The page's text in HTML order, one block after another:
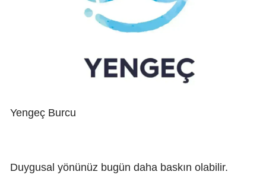
Yengeç Burcu
Duygusal yönünüz bugün daha baskın olabilir.